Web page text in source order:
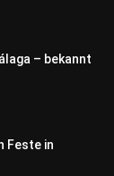
– bekannt
Feste in